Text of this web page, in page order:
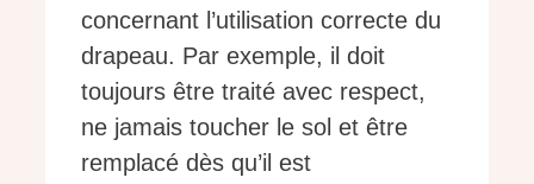
concernant l’utilisation correcte du
drapeau. Par exemple, il doit
toujours être traité avec respect,
ne jamais toucher le sol et être
remplacé dès qu’il est